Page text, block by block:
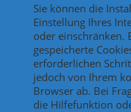
Sie können die
Einstellung Ihres
oder einschränken.
gespeicherte
erforderlichen
jedoch von Ihrem
Browser ab. Bei
die Hilfefunktion